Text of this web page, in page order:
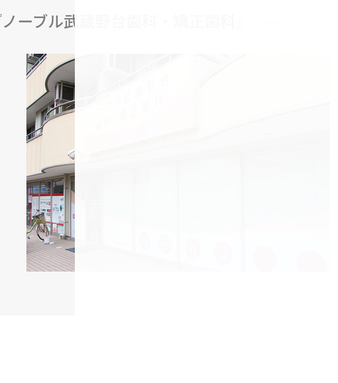
ーブル武蔵野台歯科・矯正歯科』